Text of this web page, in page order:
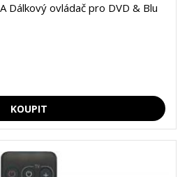
Dálkový ovládač pro DVD & Blu